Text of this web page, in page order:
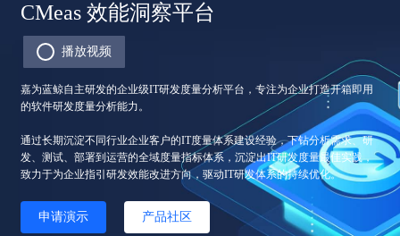
CMeas 效能洞察平台
播放视频
嘉为蓝鲸自主研发的企业级IT研发度量分析平台，专注为企业打造开箱即用
的软件研发度量分析能力。
通过长期沉淀不同行业企业客户的IT度量体系建设经验，下钻分析需求、研
发、测试、部署到运营的全域度量指标体系，沉淀出IT研发度量最佳实践，
致力于为企业指引研发效能改进方向，驱动IT研发体系的持续优化。
申请演示 产品社区